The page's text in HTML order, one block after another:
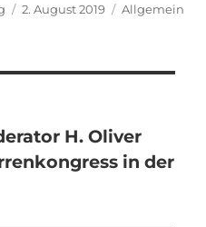
Veröffentlicht
2. August 2019 Kategorien
Allgemein
H. Oliver
in der